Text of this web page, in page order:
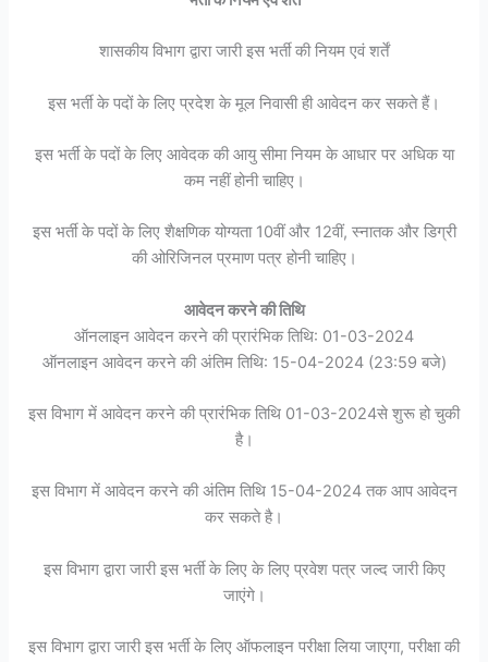
शासकीय विभाग द्वारा जारी इस भर्ती की नियम एवं शर्तें
इस भर्ती के पदों के लिए प्रदेश के मूल निवासी ही आवेदन कर सकते हैं।
इस भर्ती के पदों के लिए आवेदक की आयु सीमा नियम के आधार पर अधिक या
कम नहीं होनी चाहिए।
इस भर्ती के पदों के लिए शैक्षणिक योग्यता 10वीं और 12वीं, स्नातक और डिग्री
की ओरिजिनल प्रमाण पत्र होनी चाहिए।
आवेदन करने की तिथि
ऑनलाइन आवेदन करने की प्रारंभिक तिथि: 01-03-2024
ऑनलाइन आवेदन करने की अंतिम तिथि: 15-04-2024 (23:59 बजे)
इस विभाग में आवेदन करने की प्रारंभिक तिथि 01-03-2024से शुरू हो चुकी
है।
इस विभाग में आवेदन करने की अंतिम तिथि 15-04-2024 तक आप आवेदन
कर सकते है।
इस विभाग द्वारा जारी इस भर्ती के लिए के लिए प्रवेश पत्र जल्द जारी किए
जाएंगे।
इस विभाग द्वारा जारी इस भर्ती के लिए ऑफलाइन परीक्षा लिया जाएगा, परीक्षा की